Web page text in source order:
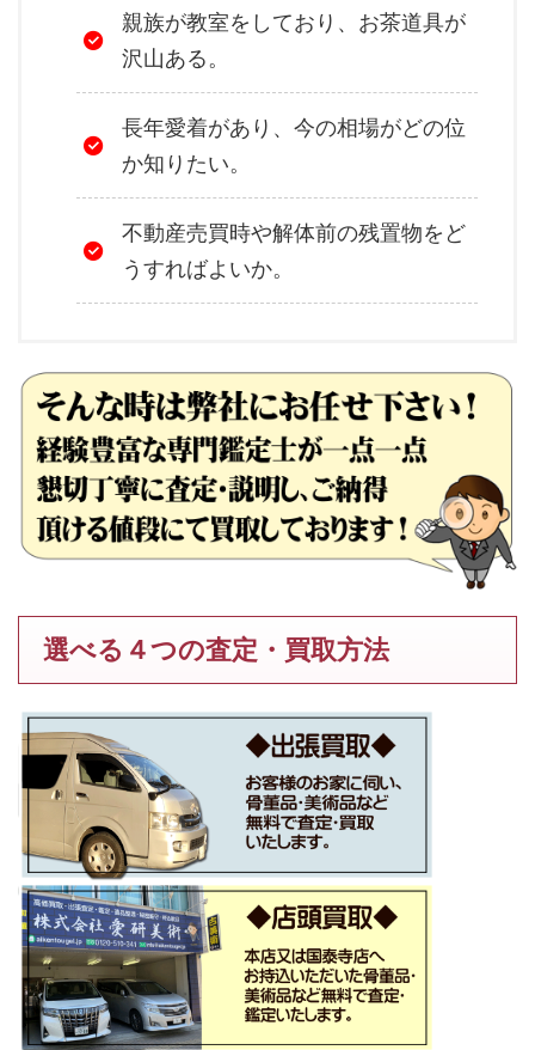
親族が教室をしており、お茶道具が
沢山ある。
長年愛着があり、今の相場がどの位
か知りたい。
不動産売買時や解体前の残置物をど
うすればよいか。
選べる４つの査定・買取方法